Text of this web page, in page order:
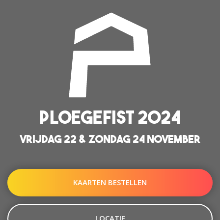
PLOEGEFIST 2024
VRIJDAG 22 & ZONDAG 24 NOVEMBER
KAARTEN BESTELLEN
LOCATIE